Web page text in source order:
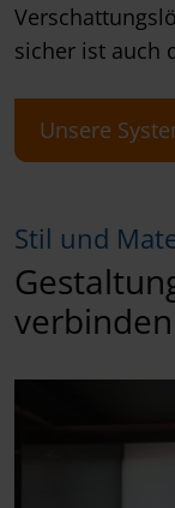
sicher ist auch
Unsere
Stil und
verbinden